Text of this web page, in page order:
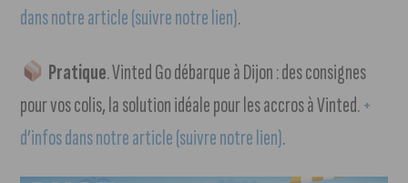
dans notre article (suivre notre lien).
Pratique. Vinted Go débarque à Dijon : des consignes
pour vos colis, la solution idéale pour les accros à Vinted.+
d’infos dans notre article (suivre notre lien).